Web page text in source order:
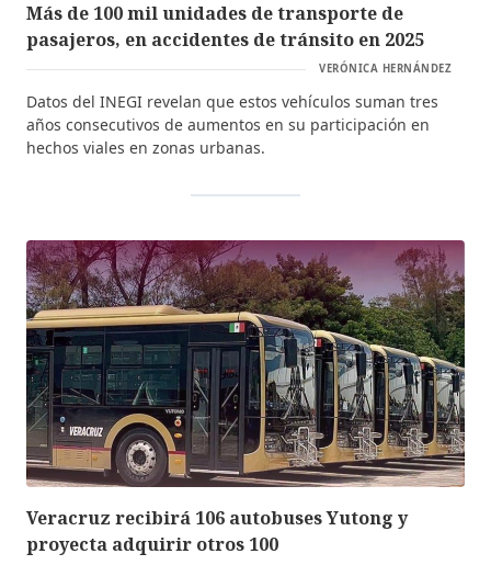
Más de 100 mil unidades de transporte de
pasajeros, en accidentes de tránsito en 2025
VERÓNICA HERNÁNDEZ
Datos del INEGI revelan que estos vehículos suman tres
años consecutivos de aumentos en su participación en
hechos viales en zonas urbanas.
Veracruz recibirá 106 autobuses Yutong y
proyecta adquirir otros 100